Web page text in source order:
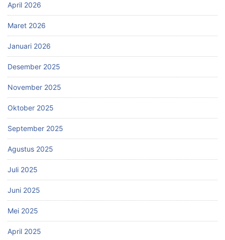
April 2026
Maret 2026
Januari 2026
Desember 2025
November 2025
Oktober 2025
September 2025
Agustus 2025
Juli 2025
Juni 2025
Mei 2025
April 2025